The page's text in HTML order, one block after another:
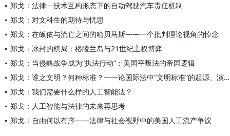
郑戈：法律—技术互构形态下的自动驾驶汽车责任机制
郑戈：对文科生的期待与忧思
郑戈：在皈依与流亡之间的哈贝马斯——一个批判理论视角的悼念
郑戈：冰封的棋局：格陵兰岛与21世纪主权博弈
郑戈：当侵略战争成为“执法行动”：美国平叛法的帝国逻辑
郑戈：谁之文明？何种标准？——论国际法中“文明标准”的起源、演变与霸权逻辑
郑戈：我们需要什么样的人工智能法？
郑戈：人工智能与法律的未来再思考
郑戈：自由何以有序——法律与社会视野中的美国人工流产争议